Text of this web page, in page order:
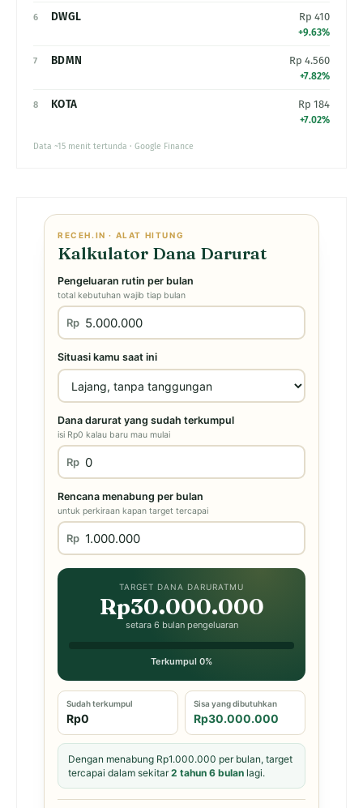
6 DWGL Rp 410
+9.63%
7 BDMN Rp 4.560
+7.82%
8 KOTA Rp 184
+7.02%
Data ~15 menit tertunda · Google Finance
RECEH.IN · ALAT HITUNG
Kalkulator Dana Darurat
Pengeluaran rutin per bulan
total kebutuhan wajib tiap bulan
Rp
Situasi kamu saat ini
Dana darurat yang sudah terkumpul
isi Rp0 kalau baru mau mulai
Rp
Rencana menabung per bulan
untuk perkiraan kapan target tercapai
Rp
TARGET DANA DARURATMU
Rp30.000.000
setara 6 bulan pengeluaran
Terkumpul 0%
Sudah terkumpul
Rp0
Sisa yang dibutuhkan
Rp30.000.000
Dengan menabung Rp1.000.000 per bulan, target
tercapai dalam sekitar2 tahun 6 bulan lagi.